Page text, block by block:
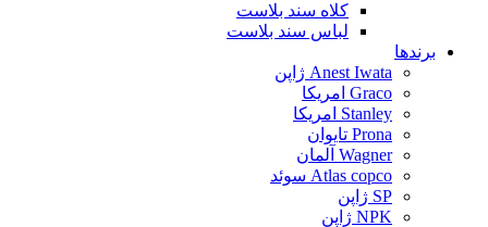
کلاه سند بلاست
لباس سند بلاست
برندها
Anest Iwata ژاپن
Graco امریکا
Stanley امریکا
Prona تایوان
Wagner آلمان
Atlas copco سوئد
SP ژاپن
NPK ژاپن